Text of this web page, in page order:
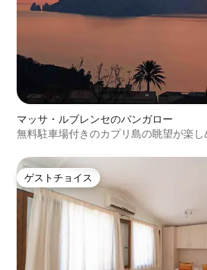
マッサ・ルブレンセのバンガロー
無料駐車場付きのカプリ島の眺望が楽し
ゲストチョイス
ゲストチョイス